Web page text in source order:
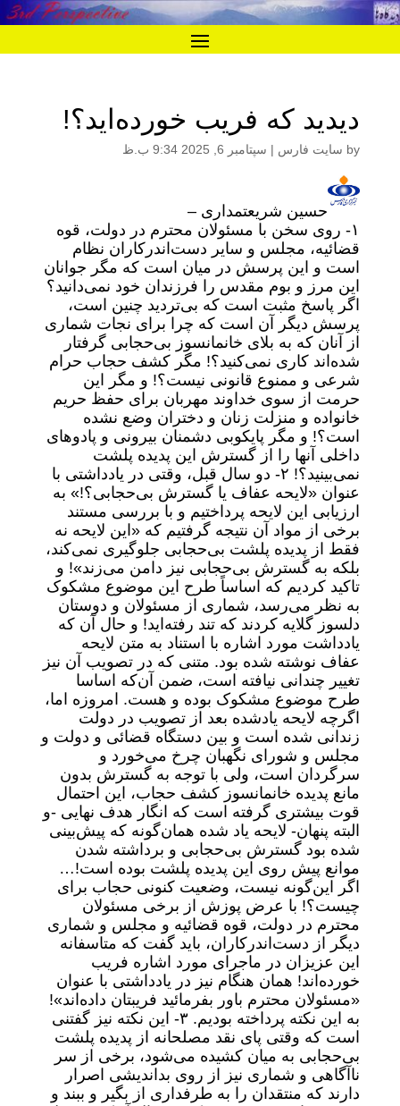
دیدید که فریب خورده‌اید؟!
by سایت فارس | سپتامبر 6, 2025 9:34 ب.ظ
حسین شریعتمداری –
۱- روی سخن با مسئولان محترم در دولت، قوه
قضائیه، مجلس و سایر دست‌اندرکاران نظام
است و این پرسش در میان است که مگر جوانان
این مرز و بوم مقدس را فرزندان خود نمی‌دانید؟
اگر پاسخ مثبت است که بی‌تردید چنین است،
پرسش دیگر آن است که چرا برای نجات شماری
از آنان که به بلای خانمانسوز بی‌حجابی گرفتار
شده‌اند کاری نمی‌کنید؟! مگر کشف حجاب حرام
شرعی و ممنوع قانونی نیست؟! و مگر این
حرمت از سوی خداوند مهربان برای حفظ حریم
خانواده و منزلت زنان و دختران وضع نشده
است؟! و مگر پایکوبی دشمنان بیرونی و پادوهای
داخلی آنها را از گسترش این پدیده پلشت
نمی‌بینید؟!
۲- دو سال قبل، وقتی در یادداشتی با
عنوان «‌لایحه ‌عفاف یا گسترش بی‌حجابی؟!‌» به
ارزیابی این لایحه پرداختیم و با بررسی مستند
برخی از مواد آن نتیجه گرفتیم که «‌این لایحه نه
فقط از پدیده پلشت بی‌حجابی جلوگیری نمی‌کند،
بلکه به گسترش بی‌حجابی نیز دامن می‌زند‌»! و
تاکید کردیم که اساساً طرح این موضوع مشکوک
به نظر می‌رسد‌، شماری از مسئولان و دوستان
دلسوز گلایه کردند که تند رفته‌اید! و حال آن که
یادداشت مورد ‌اشاره با استناد به متن لایحه
عفاف نوشته شده بود. متنی که در تصویب آن نیز
تغییر چندانی نیافته است، ضمن آن‌که اساسا
طرح موضوع مشکوک بوده و هست‌. امروزه اما،
اگرچه لایحه یاد‌شده بعد از تصویب در دولت
زندانی شده است و بین دستگاه قضائی و دولت و
مجلس و شورای نگهبان چرخ می‌خورد و
سرگردان است، ولی با توجه به گسترش بدون
مانع پدیده خانمانسوز کشف حجاب، این احتمال
قوت بیشتری گرفته است که انگار هدف نهایی -و
البته پنهان- لایحه یاد شده همان‌گونه که پیش‌بینی
شده بود گسترش بی‌حجابی و برداشته شدن
موانع پیش روی این پدیده پلشت بوده است!‌…
اگر این‌گونه نیست، وضعیت کنونی حجاب برای
چیست؟! با عرض پوزش از برخی مسئولان
محترم در دولت، قوه قضائیه و مجلس و شماری
دیگر از دست‌اندر‌کاران، باید گفت که متاسفانه
این عزیزان در ماجرای مورد اشاره فریب
خورده‌اند! همان هنگام نیز در یادداشتی با عنوان
«مسئولان محترم باور بفرمائید فریبتان داده‌اند‌»!
به این نکته پرداخته بودیم.
۳- این نکته نیز گفتنی
است که وقتی پای نقد مصلحانه از پدیده پلشت
بی‌حجابی به میان کشیده می‌شود، برخی از سر
نا‌آگاهی و شماری نیز از روی بد‌اندیشی اصرار
دارند که منتقدان را به طرفداری از بگیر و ببند و